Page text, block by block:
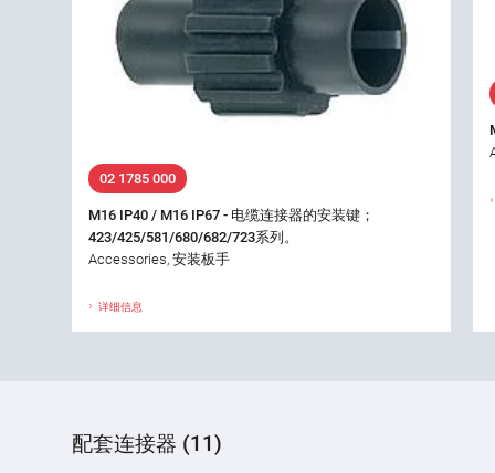
02 1785 000
M16 IP40 / M16 IP67 - 电缆连接器的安装键；
423/425/581/680/682/723系列。
Accessories, 安装板手
详细信息
配套连接器 (11)